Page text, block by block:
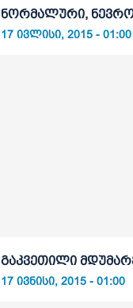
ნორმალური,
17 ᲘᲕᲚᲘᲡᲘ, 2015 - 01:00
გაკვეთილი
17 ᲘᲕᲜᲘᲡᲘ, 2015 - 01:00